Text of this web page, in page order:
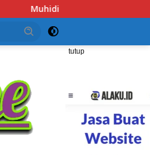
Kalsel Berbasis
tutup